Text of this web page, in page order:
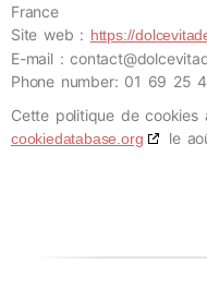
France
Site web : https://
E-mail :
Phone number: 01 69 25
Cette politique de cookies
cookiedatabase.org le